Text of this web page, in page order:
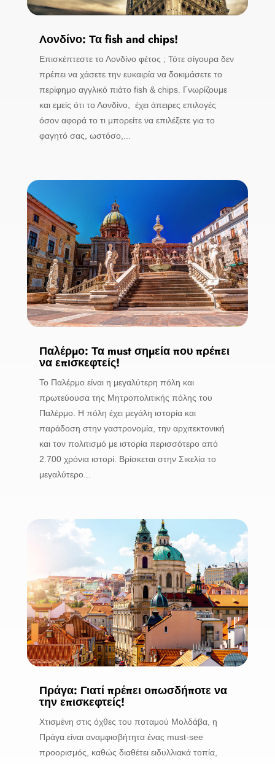
Λονδίνο: Τα fish and chips!
Επισκέπτεστε το Λονδίνο φέτος ; Τότε σίγουρα δεν
πρέπει να χάσετε την ευκαιρία να δοκιμάσετε το
περίφημο αγγλικό πιάτο fish & chips. Γνωρίζουμε
και εμείς ότι το Λονδίνο, έχει άπειρες επιλογές
όσον αφορά το τι μπορείτε να επιλέξετε για το
φαγητό σας, ωστόσο,...
Παλέρμο: Τα must σημεία που πρέπει
να επισκεφτείς!
Το Παλέρμο είναι η μεγαλύτερη πόλη και
πρωτεύουσα της Μητροπολιτικής πόλης του
Παλέρμο. Η πόλη έχει μεγάλη ιστορία και
παράδοση στην γαστρονομία, την αρχιτεκτονική
και τον πολιτισμό με ιστορία περισσότερο από
2.700 χρόνια ιστορί. Βρίσκεται στην Σικελία το
μεγαλύτερο...
Πράγα: Γιατί πρέπει οπωσδήποτε να
την επισκεφτείς!
Χτισμένη στις όχθες του ποταμού Μολδάβα, η
Πράγα είναι αναμφισβήτητα ένας must-see
προορισμός, καθώς διαθέτει ειδυλλιακά τοπία,